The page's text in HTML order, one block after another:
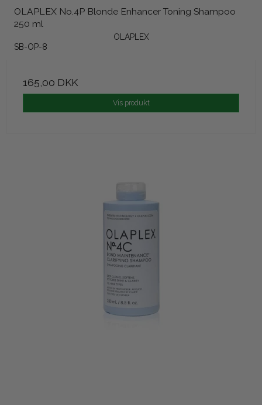
OLAPLEX No.4P Blonde Enhancer Toning Shampoo
250 ml
OLAPLEX
SB-OP-8
165,00 DKK
Vis produkt